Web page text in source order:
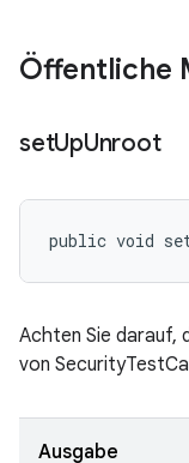
Öffentliche
setUpUnroot
public void
Achten Sie darauf,
von
Ausgabe